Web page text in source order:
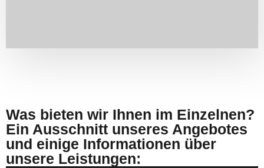
Was bieten wir Ihnen im Einzelnen?
Ein Ausschnitt unseres Angebotes
und einige Informationen über
unsere Leistungen: